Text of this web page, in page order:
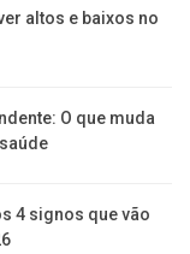
altos e baixos no
O que muda
4 signos que vão